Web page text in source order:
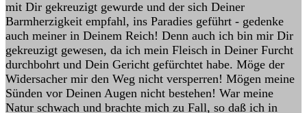
mit Dir gekreuzigt gewurde und der sich Deiner
Barmherzigkeit empfahl, ins Paradies geführt - gedenke
auch meiner in Deinem Reich! Denn auch ich bin mir Dir
gekreuzigt gewesen, da ich mein Fleisch in Deiner Furcht
durchbohrt und Dein Gericht gefürchtet habe. Möge der
Widersacher mir den Weg nicht versperren! Mögen meine
Sünden vor Deinen Augen nicht bestehen! War meine
Natur schwach und brachte mich zu Fall, so daß ich in